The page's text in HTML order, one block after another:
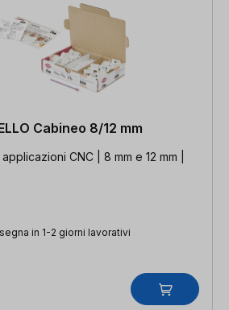
Cabineo 8/12 mm
CNC | 8 mm e 12 mm |
in 1-2 giorni lavorativi